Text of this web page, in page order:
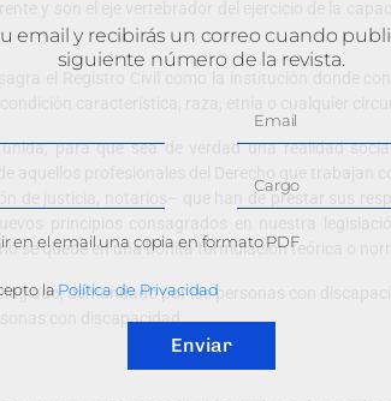
y son el eje vertebrador del ejercicio de la
el Registro Civil como la institución donde
característica, raza, etnia o cualquier
para que sea de verdad una realidad
aquellos profesionales del Derecho que trabajan
de justicia, notarios– que han de prestar sus
principios consagrados en nuestra
se quede en una bonita formulación teórica o
demandado por las personas con
con discapacidad.
email y recibirás un correo cuando
siguiente número de la revista.
en el email una copia en formato PDF
la Política de Privacidad
Enviar